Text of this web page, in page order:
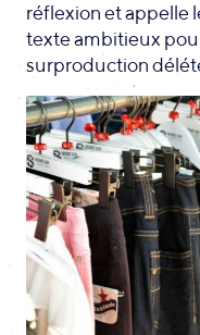
réflexion et appelle
texte ambitieux
surproduction